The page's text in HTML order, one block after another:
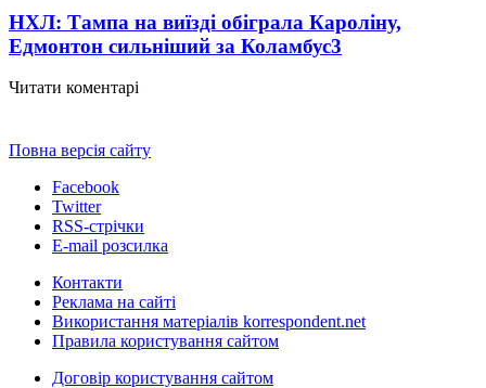
НХЛ: Тампа на виїзді обіграла Кароліну,
Едмонтон сильніший за Коламбус3
Читати коментарі
Повна версія сайту
Facebook
Twitter
RSS-стрічки
E-mail розсилка
Контакти
Реклама на сайті
Використання матеріалів korrespondent.net
Правила користування сайтом
Договір користування сайтом